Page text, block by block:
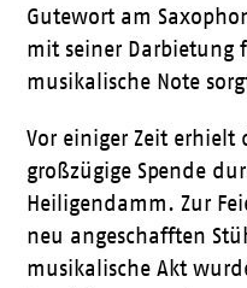
Gutewort am
mit seiner Darbietung
musikalische Note
Vor einiger Zeit erhielt
großzügige Spende
Heiligendamm. Zur
neu angeschafften
musikalische Akt